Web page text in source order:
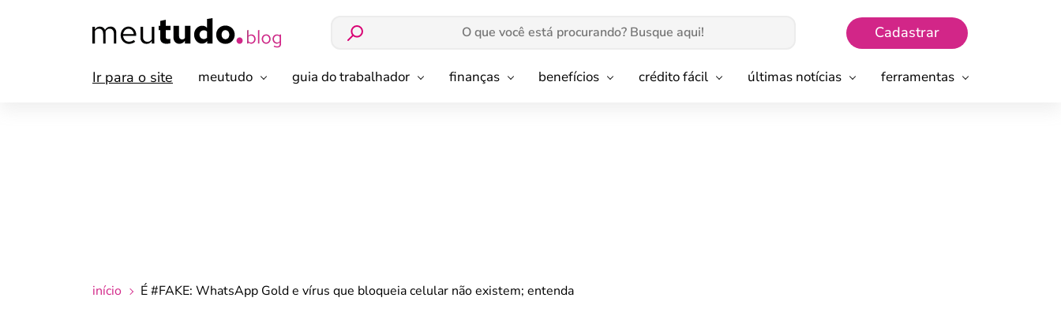
Cadastrar
Ir para o site meutudo guia do trabalhador finanças benefícios crédito fácil últimas notícias ferramentas
início É #FAKE: WhatsApp Gold e vírus que bloqueia celular não existem; entenda